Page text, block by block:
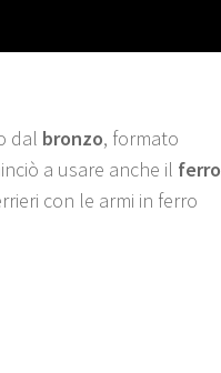
dal bronzo, formato
a usare anche il ferro
con le armi in ferro